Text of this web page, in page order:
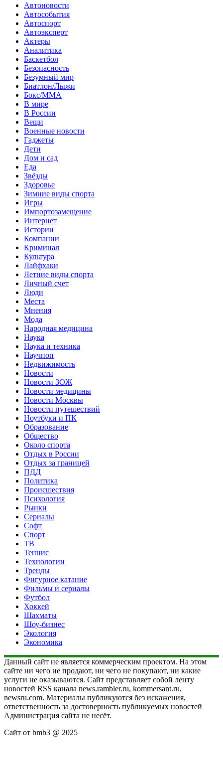
Автоновости
Автособытия
Автоспорт
Автоэксперт
Актеры
Аналитика
Баскетбол
Безопасность
Безумный мир
Биатлон/Лыжи
Бокс/MMA
В мире
В России
Вещи
Военные новости
Гаджеты
Дети
Дом и сад
Еда
Звёзды
Здоровье
Зимние виды спорта
Игры
Импортозамещение
Интернет
Истории
Компании
Криминал
Культура
Лайфхаки
Летние виды спорта
Личный счет
Люди
Места
Мнения
Мода
Народная медицина
Наука
Наука и техника
Научпоп
Недвижимость
Новости
Новости ЗОЖ
Новости медицины
Новости Москвы
Новости путешествий
Ноутбуки и ПК
Образование
Общество
Около спорта
Отдых в России
Отдых за границей
ПДД
Политика
Происшествия
Психология
Рынки
Сериалы
Софт
Спорт
ТВ
Теннис
Технологии
Тренды
Фигурное катание
Фильмы и сериалы
Футбол
Хоккей
Шахматы
Шоу-бизнес
Экология
Экономика
Данный сайт не является коммерческим проектом. На этом
сайте ни чего не продают, ни чего не покупают, ни какие
услуги не оказываются. Сайт представляет собой ленту
новостей RSS канала news.rambler.ru, kommersant.ru,
newsru.com. Материалы публикуются без искажения,
ответственность за достоверность публикуемых новостей
Администрация сайта не несёт.
Сайт от bmb3 @ 2025